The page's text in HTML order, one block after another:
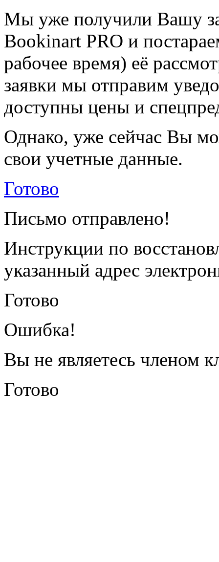
Мы уже получили Вашу
Bookinart PRO и
рабочее время) её
заявки мы отправим
доступны цены и
Однако, уже сейчас Вы
свои учетные данные.
Готово
Письмо отправлено!
Инструкции по
указанный адрес
Готово
Ошибка!
Вы не являетесь членом
Готово